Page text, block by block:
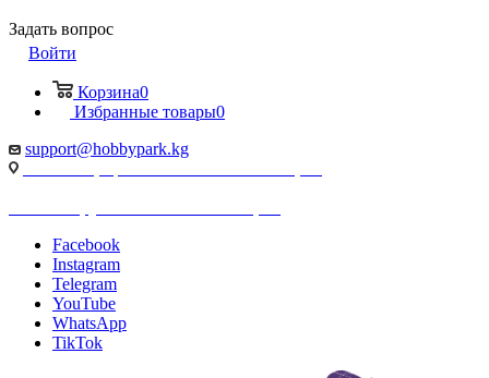
Задать вопрос
Войти
Корзина0
Избранные товары0
support@hobbypark.kg
Facebook
Instagram
Telegram
YouTube
WhatsApp
TikTok